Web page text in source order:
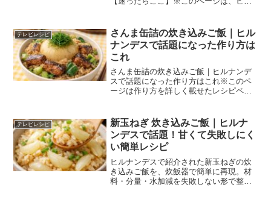
迷わない順で整理した確認用まとめで
す。「中華 炊き込みご飯 ヒ...
テレビレシピ
さんま缶詰の炊き込みご飯｜ヒル
ナンデスで話題になった作り方は
これ
さんま缶詰の炊き込みご飯｜ヒルナンデ
スで話題になった作り方はこれ※このペ
ージは作り方を詳しく載せたレシピペー
着くための案内用ページです。※このペ
ージは、ヒルナンデスで紹...
テレビレシピ
新玉ねぎ 炊き込みご飯｜ヒルナ
ンデスで話題！甘くて失敗しにく
い簡単レシピ
ヒルナンデスで紹介された新玉ねぎの炊
き込みご飯を、炊飯器で簡単に再現。材
料・分量・水加減を失敗しない形で整